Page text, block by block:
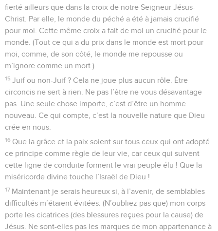
fierté ailleurs que dans la croix de notre Seigneur Jésus-
Christ. Par elle, le monde du péché a été à jamais crucifié
pour moi. Cette même croix a fait de moi un crucifié pour le
monde. (Tout ce qui a du prix dans le monde est mort pour
moi, comme, de son côté, le monde me repousse ou
m’ignore comme un mort.)
15 Juif ou non-Juif ? Cela ne joue plus aucun rôle. Être
circoncis ne sert à rien. Ne pas l’être ne vous désavantage
pas. Une seule chose importe, c’est d’être un homme
nouveau. Ce qui compte, c’est la nouvelle nature que Dieu
crée en nous.
16 Que la grâce et la paix soient sur tous ceux qui ont adopté
ce principe comme règle de leur vie, car ceux qui suivent
cette ligne de conduite forment le vrai peuple élu ! Que la
miséricorde divine touche l’Israël de Dieu !
17 Maintenant je serais heureux si, à l’avenir, de semblables
difficultés m’étaient évitées. (N’oubliez pas que) mon corps
porte les cicatrices (des blessures reçues pour la cause) de
Jésus. Ne sont-elles pas les marques de mon appartenance à